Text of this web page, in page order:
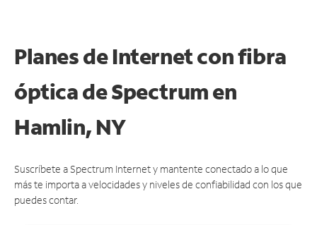
Planes de Internet con fibra
óptica de Spectrum en
Hamlin, NY
Suscríbete a Spectrum Internet y mantente conectado a lo que
más te importa a velocidades y niveles de confiabilidad con los que
puedes contar.